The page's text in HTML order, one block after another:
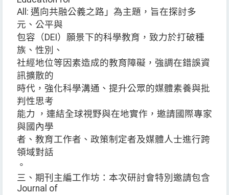
All: 邁向共融公義之路」為主題，旨在探討多
元、公平與
包容（DEI）願景下的科學教育，致力於打破種
族、性別、
社經地位等因素造成的教育障礙，強調在錯誤資
訊擴散的
時代，強化科學溝通、提升公眾的媒體素養與批
判性思考
能力 ，連結全球視野與在地實作，邀請國際專家
與國內學
者、教育工作者、政策制定者及媒體人士進行跨
領域對話
。
三、期刊主編工作坊：本次研討會特別邀請包含
Journal of